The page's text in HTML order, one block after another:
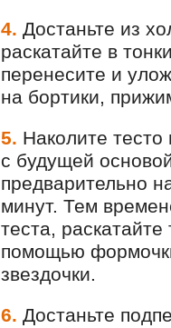
4. Достаньте из
раскатайте в
перенесите и
на бортики,
5. Наколите
с будущей
предварительно
минут. Тем
теста,
помощью
звездочки.
6. Достаньте